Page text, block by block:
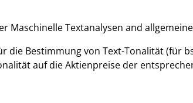
Textanalysen and
die Bestimmung von Text-Tonalität (für
auf die Aktienpreise der